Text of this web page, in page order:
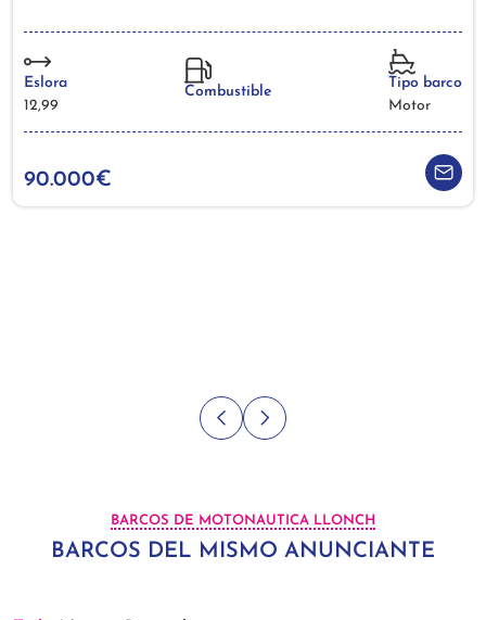
Eslora
12,99
Combustible
Tipo barco
Motor
90.000€
BARCOS DE MOTONAUTICA LLONCH
BARCOS DEL MISMO ANUNCIANTE